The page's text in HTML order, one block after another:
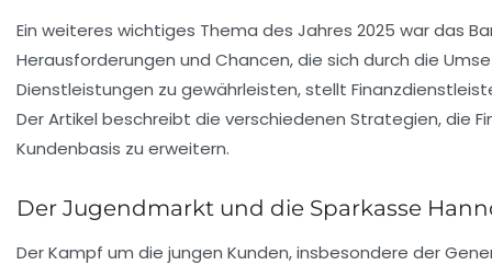
Ein weiteres wichtiges Thema des Jahres 2025 war das
Herausforderungen und Chancen, die sich durch die
Dienstleistungen zu gewährleisten, stellt
Der Artikel beschreibt die verschiedenen Strategien, die
Kundenbasis zu erweitern.
Der Jugendmarkt und die Sparkasse
Der Kampf um die jungen Kunden, insbesondere der